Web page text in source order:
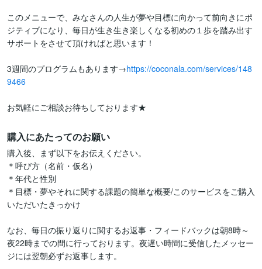
このメニューで、みなさんの人生が夢や目標に向かって前向きにポ
ジティブになり、毎日が生き生き楽しくなる初めの１歩を踏み出す
サポートをさせて頂ければと思います！
3週間のプログラムもあります→https://coconala.com/services/148
9466
購入にあたってのお願い
購入後、まず以下をお伝えください。
＊呼び方（名前・仮名）
＊年代と性別
＊目標・夢やそれに関する課題の簡単な概要/このサービスをご購入
いただいたきっかけ
なお、毎日の振り返りに関するお返事・フィードバックは朝8時～
夜22時までの間に行っております。夜遅い時間に受信したメッセー